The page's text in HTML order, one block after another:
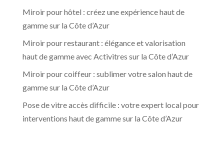
Miroir pour hôtel : créez une expérience haut de
gamme sur la Côte d’Azur
Miroir pour restaurant : élégance et valorisation
haut de gamme avec Activitres sur la Côte d’Azur
Miroir pour coiffeur : sublimer votre salon haut de
gamme sur la Côte d’Azur
Pose de vitre accès difficile : votre expert local pour
interventions haut de gamme sur la Côte d’Azur